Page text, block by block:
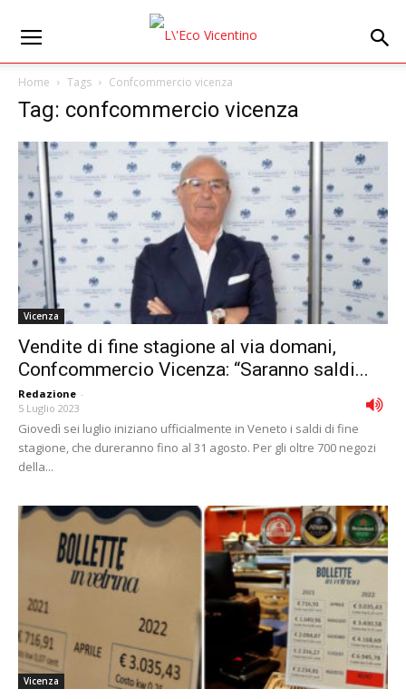
Home Tags Confcommercio vicenza
Tag: confcommercio vicenza
Vicenza
Vendite di fine stagione al via domani,
Confcommercio Vicenza: “Saranno saldi...
Redazione -
5 Luglio 2023
Giovedì sei luglio iniziano ufficialmente in Veneto i saldi di fine
stagione, che dureranno fino al 31 agosto. Per gli oltre 700 negozi
della...
Vicenza